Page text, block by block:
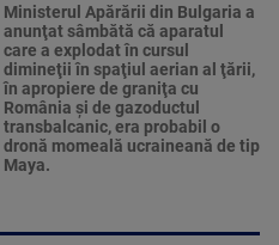
Ministerul Apărării din Bulgaria a
anunţat sâmbătă că aparatul
care a explodat în cursul
dimineţii în spaţiul aerian al ţării,
în apropiere de graniţa cu
România şi de gazoductul
transbalcanic, era probabil o
dronă momeală ucraineană de tip
Maya.